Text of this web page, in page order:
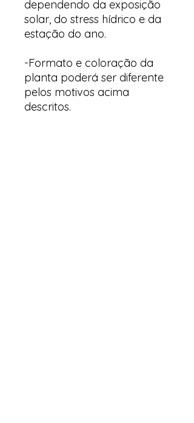
dependendo da exposição
solar, do stress hídrico e da
estação do ano.
-Formato e coloração da
planta poderá ser diferente
pelos motivos acima
descritos.